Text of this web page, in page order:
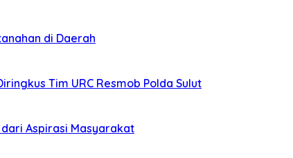
di Daerah
Tim URC Resmob Polda Sulut
dari Aspirasi Masyarakat